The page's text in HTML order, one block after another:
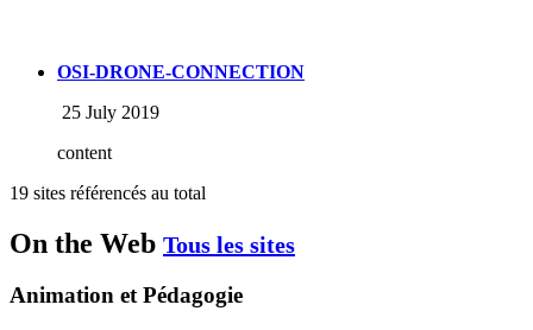
OSI-DRONE-CONNECTION
25 July 2019
content
19 sites référencés au total
On the Web Tous les sites
Animation et Pédagogie